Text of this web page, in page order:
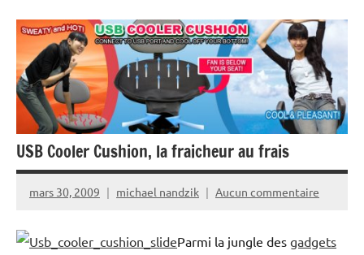
USB Cooler Cushion, la fraicheur au frais
mars 30, 2009 michael nandzik Aucun commentaire
Parmi la jungle des gadgets